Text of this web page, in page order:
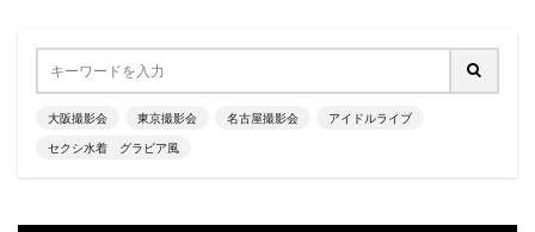
大阪撮影会 東京撮影会 名古屋撮影会 アイドルライブ
セクシ水着 グラビア風